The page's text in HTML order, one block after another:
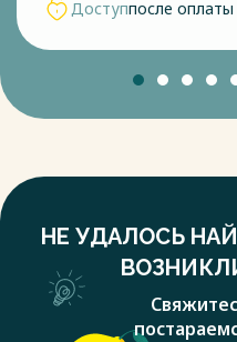
Доступпосле оплаты
НЕ УДАЛОСЬ